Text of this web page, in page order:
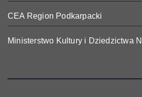
CEA Region Podkarpacki
Ministerstwo Kultury i Dziedzictwa